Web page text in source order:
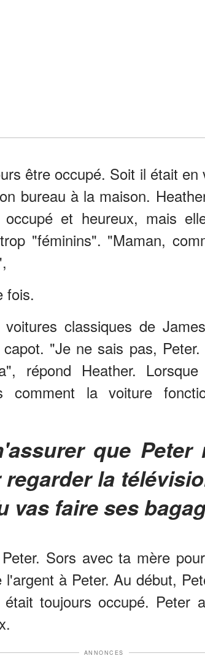
être occupé. Soit il était
bureau à la maison.
et heureux, mais
"féminins". "Maman,
fois.
classiques de
"Je ne sais pas,
répond Heather.
comment la voiture
la
vas faire ses
Sors avec ta mère
à Peter. Au début,
toujours occupé. Peter
ANNONCES